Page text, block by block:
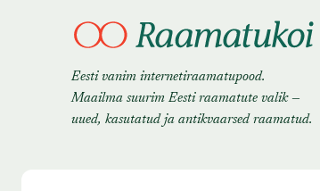
Eesti vanim internetiraamatupood.
Maailma suurim Eesti raamatute valik —
uued, kasutatud ja antikvaarsed raamatud.